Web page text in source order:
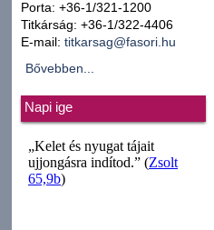
Porta: +36-1/321-1200
Titkárság: +36-1/322-4406
E-mail: titkarsag@fasori.hu
Bővebben...
Napi ige